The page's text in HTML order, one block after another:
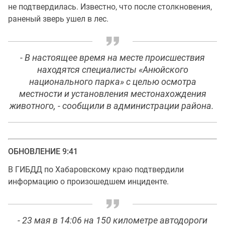
не подтвердилась. Известно, что после столкновения,
раненый зверь ушел в лес.
- В настоящее время на месте происшествия
находятся специалисты «Анюйского
национального парка» с целью осмотра
местности и установления местонахождения
животного, - сообщили в администрации района.
ОБНОВЛЕНИЕ 9:41
В ГИБДД по Хабаровскому краю подтвердили
информацию о произошедшем инциденте.
- 23 мая в 14:06 на 150 километре автодороги